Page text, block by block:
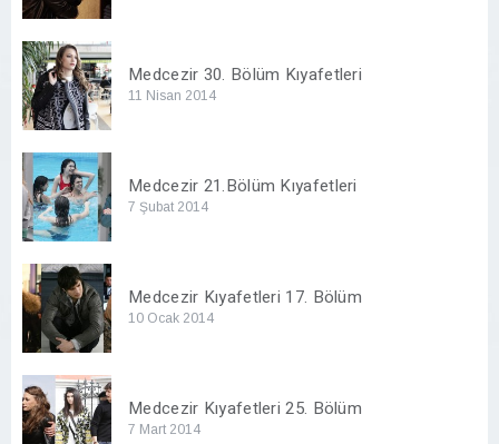
Medcezir 30. Bölüm Kıyafetleri
11 Nisan 2014
Medcezir 21.Bölüm Kıyafetleri
7 Şubat 2014
Medcezir Kıyafetleri 17. Bölüm
10 Ocak 2014
Medcezir Kıyafetleri 25. Bölüm
7 Mart 2014